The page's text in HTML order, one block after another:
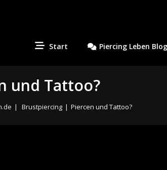
Start Piercing Leben Blog
und Tattoo?
| Brustpiercing | Piercen und Tattoo?